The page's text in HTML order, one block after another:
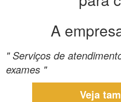
A
" Serviços de
exames "
Veja